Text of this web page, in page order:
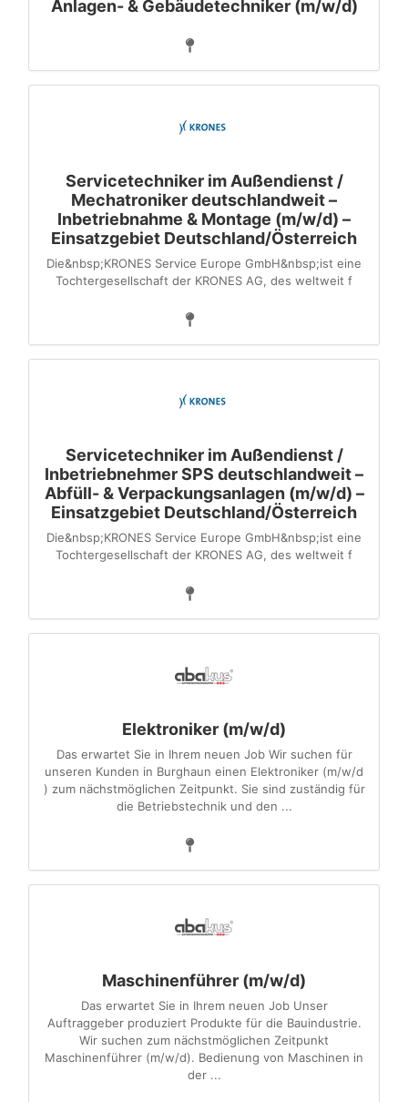
Anlagen- & Gebäudetechniker (m/w/d)
Servicetechniker im Außendienst /
Mechatroniker deutschlandweit –
Inbetriebnahme & Montage (m/w/d) –
Einsatzgebiet Deutschland/Österreich
Die&nbsp;KRONES Service Europe GmbH&nbsp;ist eine
Tochter­gesellschaft der KRONES AG, des weltweit f
Servicetechniker im Außendienst /
Inbetriebnehmer SPS deutschlandweit –
Abfüll- & Verpackungsanlagen (m/w/d) –
Einsatzgebiet Deutschland/Österreich
Die&nbsp;KRONES Service Europe GmbH&nbsp;ist eine
Tochter­gesellschaft der KRONES AG, des weltweit f
Elektroniker (m/w/d)
Das erwartet Sie in Ihrem neuen Job Wir suchen für
unseren Kunden in Burghaun einen Elektroniker (m/w/d
) zum nächstmöglichen Zeitpunkt. Sie sind zuständig für
die Betriebstechnik und den ...
Maschinenführer (m/w/d)
Das erwartet Sie in Ihrem neuen Job Unser
Auftraggeber produziert Produkte für die Bauindustrie.
Wir suchen zum nächstmöglichen Zeitpunkt
Maschinenführer (m/w/d). Bedienung von Maschinen in
der ...